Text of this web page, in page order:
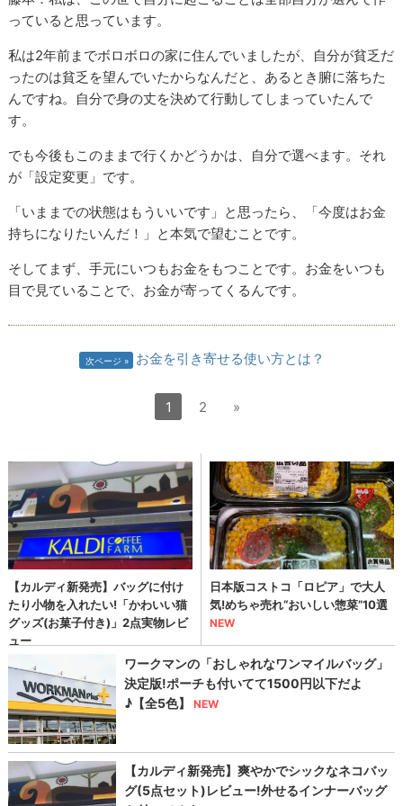
っていると思っています。
私は2年前までボロボロの家に住んでいましたが、自分が貧乏だ
ったのは貧乏を望んでいたからなんだと、あるとき腑に落ちた
んですね。自分で身の丈を決めて行動してしまっていたんで
す。
でも今後もこのままで行くかどうかは、自分で選べます。それ
が「設定変更」です。
「いままでの状態はもういいです」と思ったら、「今度はお金
持ちになりたいんだ！」と本気で望むことです。
そしてまず、手元にいつもお金をもつことです。お金をいつも
目で見ていることで、お金が寄ってくるんです。
次ページ お金を引き寄せる使い方とは？
1 2 »